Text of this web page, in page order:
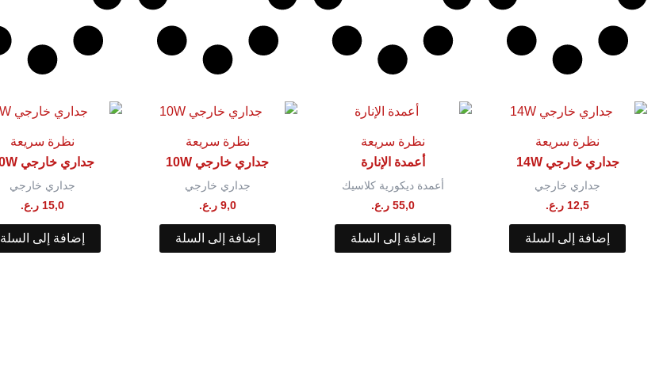
نظرة سريعة
جداري خارجي 14W
جداري خارجي
12,5 ر.ع.
إضافة إلى السلة
نظرة سريعة
أعمدة الإنارة
أعمدة ديكورية كلاسيك
55,0 ر.ع.
إضافة إلى السلة
نظرة سريعة
جداري خارجي 10W
جداري خارجي
9,0 ر.ع.
إضافة إلى السلة
نظرة سريعة
جداري خارجي 20W
جداري خارجي
15,0 ر.ع.
إضافة إلى السلة